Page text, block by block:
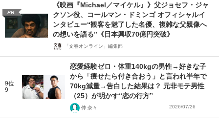
PR
《映画『Michael／マイケル』》父ジョセフ・ジャ
クソン役、コールマン・ドミンゴ オフィシャルイ
ンタビュー“観客を魅了した名優、複雑な父親像へ
の想いを語る”《日本興収70億円突破》
「文春オンライン」編集部
9位
9
恋愛経験ゼロ・体重140kgの男性→好きな子
から「痩せたら付き合おう」と言われ半年で
70kg減量→告白した結果は？ 元非モテ男性
（25）が明かす“恋の行方”
仲 奈々 2026/07/26